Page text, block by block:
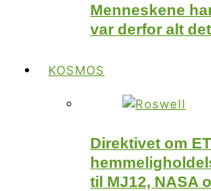
Menneskene
var derfor alt
KOSMOS
Direktivet om
til MJ12, NASA